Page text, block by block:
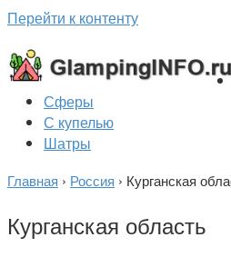
Перейти к контенту
Сферы
С купелью
Шатры
Главная › Россия › Курганская
Курганская область